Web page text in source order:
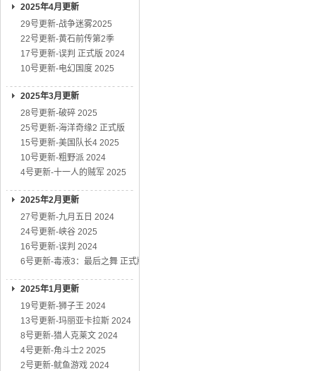
2025年4月更新
29号更新-战争迷雾2025
22号更新-黄石前传第2季
17号更新-误判 正式版 2024
10号更新-电幻国度 2025
2025年3月更新
28号更新-破碎 2025
25号更新-海洋奇缘2 正式版
15号更新-美国队长4 2025
10号更新-粗野派 2024
4号更新-十一人的贼军 2025
2025年2月更新
27号更新-九月五日 2024
24号更新-峡谷 2025
16号更新-误判 2024
6号更新-毒液3：最后之舞 正式版
2025年1月更新
19号更新-狮子王 2024
13号更新-玛丽亚卡拉斯 2024
8号更新-猎人克莱文 2024
4号更新-角斗士2 2025
2号更新-鱿鱼游戏 2024